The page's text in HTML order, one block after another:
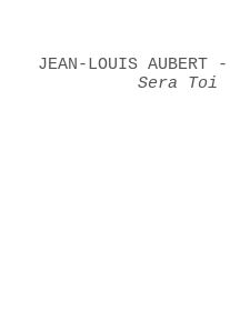
JEAN-LOUIS AUBERT -
Sera Toi